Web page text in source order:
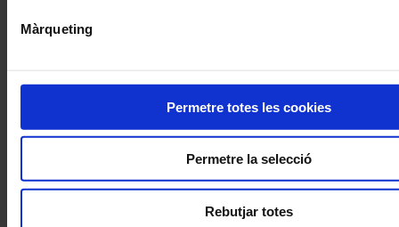
Màrqueting
Permetre totes les cookies
Permetre la selecció
Rebutjar totes
D’un Brahms fosc a un Dvořák clar